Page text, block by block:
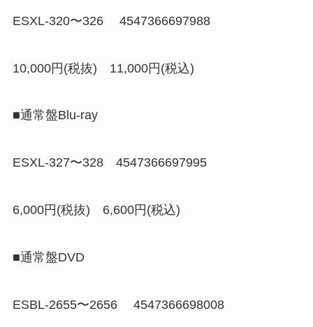
ESXL-320〜326 4547366697988
10,000円(税抜) 11,000円(税込)
■通常盤Blu-ray
ESXL-327〜328 4547366697995
6,000円(税抜) 6,600円(税込)
■通常盤DVD
ESBL-2655〜2656 4547366698008